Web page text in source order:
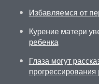
Избавляемся от
Курение матери
ребенка
Глаза могут
прогрессирования